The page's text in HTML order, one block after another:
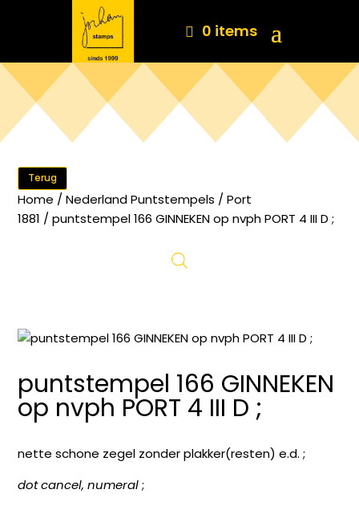
0 items
Terug
Home /Nederland Puntstempels /Port
1881 / puntstempel 166 GINNEKEN op nvph PORT 4 III D ;
puntstempel 166 GINNEKEN
op nvph PORT 4 III D ;
nette schone zegel zonder plakker(resten) e.d. ;
dot cancel, numeral;